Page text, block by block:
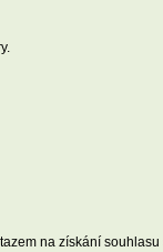
na získání